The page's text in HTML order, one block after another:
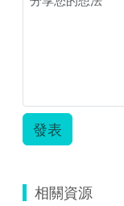
發表
相關資源